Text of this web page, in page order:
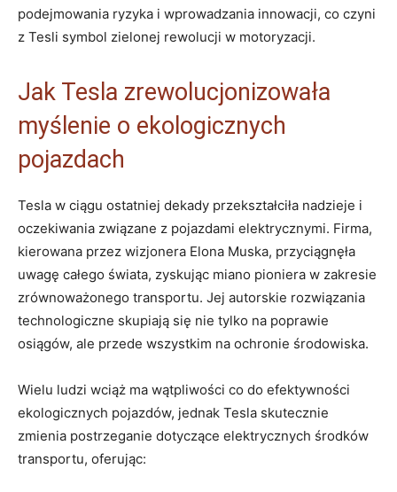
podejmowania ryzyka i wprowadzania innowacji, co czyni
z Tesli symbol zielonej rewolucji‍ w⁣ motoryzacji.
Jak Tesla ​zrewolucjonizowała
myślenie o ekologicznych
pojazdach
Tesla w ciągu ostatniej dekady przekształciła nadzieje i
oczekiwania związane z pojazdami elektrycznymi. Firma,
kierowana przez wizjonera Elona Muska, przyciągnęła
uwagę całego świata, zyskując miano pioniera w zakresie
zrównoważonego transportu. Jej autorskie rozwiązania
technologiczne⁣ skupiają się nie ⁤tylko na poprawie
osiągów, ale przede wszystkim na ochronie środowiska.
Wielu ludzi wciąż ma wątpliwości co do efektywności
ekologicznych pojazdów, jednak Tesla skutecznie
zmienia postrzeganie dotyczące elektrycznych środków
transportu, oferując: